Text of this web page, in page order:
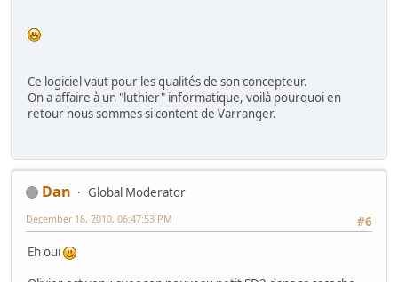
Ce logiciel vaut pour les qualités de son concepteur.
On a affaire à un "luthier" informatique, voilà pourquoi en
retour nous sommes si content de Varranger.
Dan
Global Moderator
#6
December 18, 2010, 06:47:53 PM
Eh oui